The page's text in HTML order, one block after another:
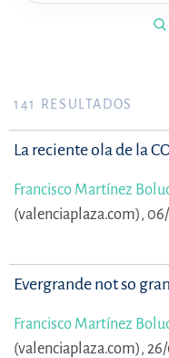
141 RESULTADOS
La reciente ola de la
Francisco Martínez
(valenciaplaza.com),
Evergrande not so
Francisco Martínez
(valenciaplaza.com),